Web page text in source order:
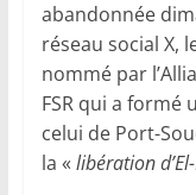
abandonnée
réseau social X,
nommé par
FSR qui a formé
celui de Port-
la « libération